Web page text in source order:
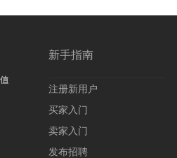
新手指南
注册新用户
买家入门
卖家入门
发布招聘